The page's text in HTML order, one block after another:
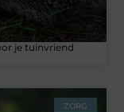
je tuinvriend
ZORG